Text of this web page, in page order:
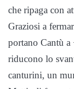
che ripaga con
Graziosi a
portano Cantù
riducono lo
canturini, un